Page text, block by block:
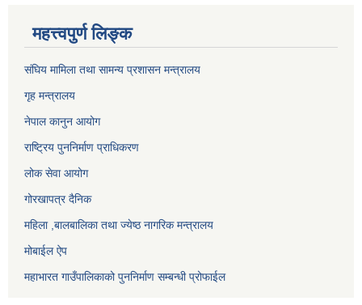
महत्त्वपुर्ण लिङ्क
संघिय मामिला तथा सामन्य प्रशासन मन्त्रालय
गृह मन्त्रालय
नेपाल कानुन आयोग
राष्ट्रिय पुननिर्माण प्राधिकरण
लोक सेवा आयोग
गोरखापत्र दैनिक
महिला ,बालबालिका तथा ज्येष्ठ नागरिक मन्त्रालय
मोबाईल ऐप
महाभारत गाउँपालिकाको पुननिर्माण सम्बन्धी प्रोफाईल